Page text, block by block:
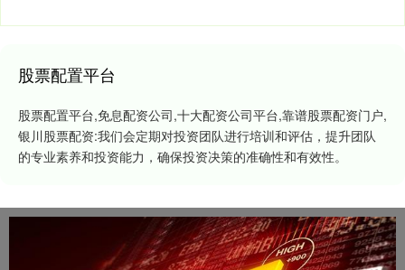
股票配置平台
股票配置平台,免息配资公司,十大配资公司平台,靠谱股票配资门户,
银川股票配资:我们会定期对投资团队进行培训和评估，提升团队
的专业素养和投资能力，确保投资决策的准确性和有效性。